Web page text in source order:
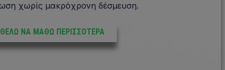
χωρίς μακρόχρονη δέσμευση.
ΘΕΛΩ ΝΑ ΜΑΘΩ ΠΕΡΙΣΣΟΤΕΡΑ